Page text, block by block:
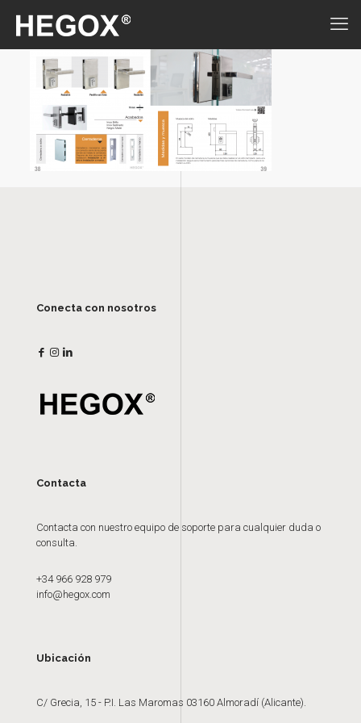
Conecta con nosotros
Contacta
Contacta con nuestro equipo de soporte para cualquier duda o
consulta.
+34 966 928 979
info@hegox.com
Ubicación
C/ Grecia, 15 - P.I. Las Maromas 03160 Almoradí (Alicante).